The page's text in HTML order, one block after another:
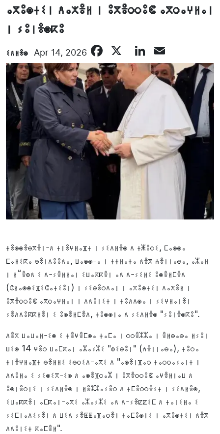
ⴰⴳⵓⵙⵜⵉⵏ ⴷⴰⵅⴻⵍ ⵏ ⵓⴳⴻⵔⵔⵓⵞ ⴰⴳⵔⴰⵖⵍⴰⵏ
ⵏ ⵢⵓⵏⴻⵙⴽⵓ
ⵉⴷⵍⴻⵙ Apr 14, 2026 FacebookLinkedIn
ⵜⴻⵙⵙⴻⴱⴳⴻⵏ-ⴷ ⵜⵏⴻⵖⵍⴰⴼⵜ ⵏ ⵢⵉⴷⵍⴻⵙ ⴷ ⵜⵥⵓⵔⵉ, ⵎⴰⵙⵙⴰ
ⵎⴰⵍⵉⴽⴰ ⴱⴻⵏⴷⵓⵓⴷⴰ, ⵡⴰⵙⵙ-ⴰ ⵏ ⵜⵜⵍⴰⵜⴰ ⴷⴻⴳ ⵄⴻⵏⵏⴰⴱⴰ, ⴰⵣⴰⵍ
ⵏ ⵍⵯⴻⵀⴷ ⵉ ⴷ-ⵢⴻⵍⵍⴰⵏ ⵉⵡⴰⴽⴽⴻⵏ ⴰⴷ ⴷ-ⵢⵉⵍⵉ ⵓⵙⴻⵍⵎⴻⴷ
(ⵛⵍⴰⵙⵙⵉⴼⵉⵛⴰⵜⵉⵓⵏ) ⵏ ⵢⵉⴱⴻⵔⴷⴰⵏ ⵏ ⴰⴳⵓⵙⵜⵉⵏ ⴷⴰⵅⴻⵍ ⵏ
ⵓⴳⴻⵔⵔⵓⵞ ⴰⴳⵔⴰⵖⵍⴰⵏ ⵏ ⴷⴷⵓⵏⵉⵜ ⵏ ⵜⵓⴷⴷⵙⴰ ⵏ ⵢⵉⵖⵍⴰⵏⴻⵏ
ⵢⴻⴷⴷⵓⴽⴽⵍⴻⵏ ⵉ ⵓⵙⴻⵍⵎⴻⴷ, ⵜⵓⵙⵙⵏⴰ ⴷ ⵢⵉⴷⵍⴻⵙ "ⵢⵓⵏⴻⵙⴽⵓ".
ⴷⴻⴳ ⵡⴰⵡⴰⵍ-ⵉⵙ ⵉ ⵜⴻⵖⴻⵎⵙⴰ ⵜⴰⵎⴰ ⵏ ⵔⵔⴻⵣⵣⴰ ⵏ ⴻⵍⴱⴰⴱⴰ ⵍⵢⵓⵏ
ⵡⵉⵙ 14 ⵖⴻⵔ ⵡⴰⵎⴽⴰⵏ ⴰⵣⴰⵢⵣⵉ "ⵀⵉⴱⵓⵏ" (ⵄⴻⵏⵏⴰⴱⴰ), ⵜⵓⵔⴰ
ⵜⵏⴻⵖⵍⴰⴼⵜ ⴱⴻⵍⵍⵉ ⵉⴱⵔⵉⴷ-ⴰⴳⵉ ⴷ "ⴰⵙⴻⵏⴼⴰⵔ ⵜⴰⵔⵔⴰⵢⴰⵏⵜ ⵏ
ⴷⴷⵓⵍⴰ ⵉ ⵢⵉⵙⵉⴳ-ⵉⵙ ⴷ ⴰⵙⴻⴼⵔⴰⵣ ⵏ ⵓⴳⴻⵔⵔⵓⵞ ⴰⵖⴻⵍⵏⴰⵡ ⴷ
ⵓⵙⵏⴻⵔⵏⵉ ⵏ ⵢⵉⴷⵍⴻⵙ ⵏ ⵍⴻⵣⵣⴰⵢⴻⵔ ⴷ ⵜⵎⴻⵔⵔⴻⵢⵜ ⵏ ⵢⵉⴷⵍⴻⵙ,
ⵉⵡⴰⴽⴽⴻⵏ ⴰⵎⴽⴰⵏ-ⴰⴳⵉ ⴰⵣⴰⵢⵣⵉ ⴰⴷ ⴷ-ⵢⴻⵇⵇⵉⵎ ⴷ ⵜⴰⵏⵉⵍⴰ ⵉ
ⵢⵉⵎⵏⴰⴷⵉⵢⴻⵏ ⴷ ⵡⵉⴷ ⵢⴻⵟⵟⴰⴼⴰⵔⴻⵏ ⵜⴰⵎⵓⵙⵏⵉ ⵏ ⴰⴳⵓⵙⵜⵉⵏ ⴷⴻⴳ
ⴷⴷⵓⵏⵉⵜ ⴽⴰⵎⴻⵍ".